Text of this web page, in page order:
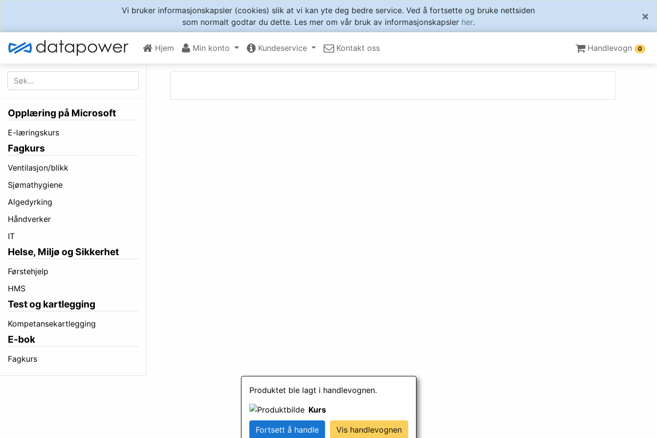
Vi bruker informasjonskapsler (cookies) slik at vi kan yte deg bedre service. Ved å fortsette og bruke nettsiden
som normalt godtar du dette. Les mer om vår bruk av informasjonskapsler her. ×
Hjem Min konto Kundeservice Kontakt oss Handlevogn 0
Opplæring på Microsoft
E-læringskurs
Fagkurs
Ventilasjon/blikk
Sjømathygiene
Algedyrking
Håndverker
IT
Helse, Miljø og Sikkerhet
Førstehjelp
HMS
Test og kartlegging
Kompetansekartlegging
E-bok
Fagkurs
Produktet ble lagt i handlevognen.
Kurs
Fortsett å handle Vis handlevognen